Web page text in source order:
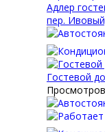
Адлер
пер.
Гостевой